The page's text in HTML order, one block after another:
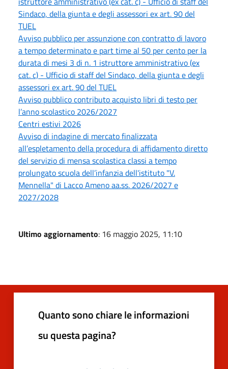
Sindaco, della giunta e degli assessori ex art. 90 del
TUEL
Avviso pubblico per assunzione con contratto di lavoro
a tempo determinato e part time al 50 per cento per la
durata di mesi 3 di n. 1 istruttore amministrativo (ex
cat. c) - Ufficio di staff del Sindaco, della giunta e degli
assessori ex art. 90 del TUEL
Avviso pubblico contributo acquisto libri di testo per
l’anno scolastico 2026/2027
Centri estivi 2026
Avviso di indagine di mercato finalizzata
all’espletamento della procedura di affidamento diretto
del servizio di mensa scolastica classi a tempo
prolungato scuola dell’infanzia dell'istituto "V.
Mennella" di Lacco Ameno aa.ss. 2026/2027 e
2027/2028
Ultimo aggiornamento: 16 maggio 2025, 11:10
Quanto sono chiare le informazioni
su questa pagina?